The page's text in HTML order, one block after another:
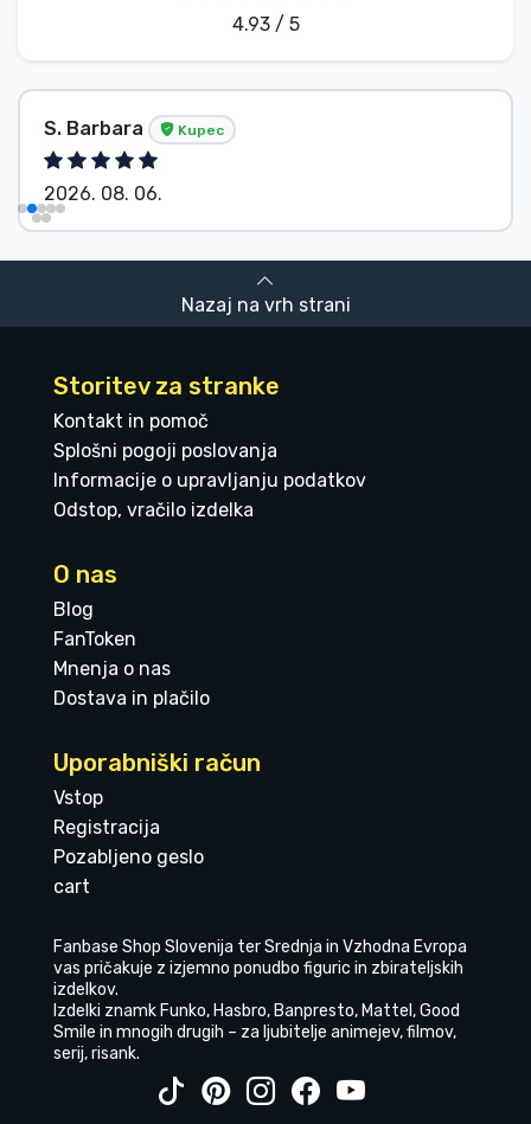
4.93 / 5
Brez imena Kupec
2026. 08. 06.
Nazaj na vrh strani
Storitev za stranke
Kontakt in pomoč
Splošni pogoji poslovanja
Informacije o upravljanju podatkov
Odstop, vračilo izdelka
O nas
Blog
FanToken
Mnenja o nas
Dostava in plačilo
Uporabniški račun
Vstop
Registracija
Pozabljeno geslo
cart
Fanbase Shop Slovenija ter Srednja in Vzhodna Evropa
vas pričakuje z izjemno ponudbo figuric in zbirateljskih
izdelkov.
Izdelki znamk Funko, Hasbro, Banpresto, Mattel, Good
Smile in mnogih drugih – za ljubitelje animejev, filmov,
serij, risank.